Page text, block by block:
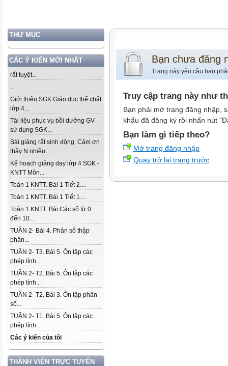
THƯ MỤC
CÁC Ý KIẾN MỚI NHẤT
rất tuyệt...
...
Giới thiệu SGK Giáo dục thể chất
lớp 4...
Tài liệu phục vụ bồi dưỡng GV
sử dụng SGK...
Bài giảng rất sinh động. Cảm ơn
thầy N nhiều...
Kế hoạch giảng dạy lớp 4 SGK -
KNTT Môn...
Toán 1 KNTT. Bài 1 Tiết 2....
Toán 1 KNTT. Bài 1 Tiết 1....
Toán 1 KNTT. Bài Các số từ 0
đến 10...
TUẦN 2- Bài 4. Phân số thập
phân...
TUẦN 2- T3. Bài 5. Ôn tập các
phép tính...
TUẦN 2- T2. Bài 5. Ôn tập các
phép tính...
TUẦN 2- T2. Bài 3. Ôn tập phân
số...
TUẦN 2- T1. Bài 5. Ôn tập các
phép tính...
Các ý kiến của tôi
THÀNH VIÊN TRỰC TUYẾN
Bạn chưa đăng
Trang này yêu cầu bạn
Truy cập trang này như
Bạn phải mở trang đăng nhập,
khẩu đã đăng ký rồi nhấn nút
Bạn làm gì tiếp theo?
Mở trang đăng nhập
Quay trở lại trang trước